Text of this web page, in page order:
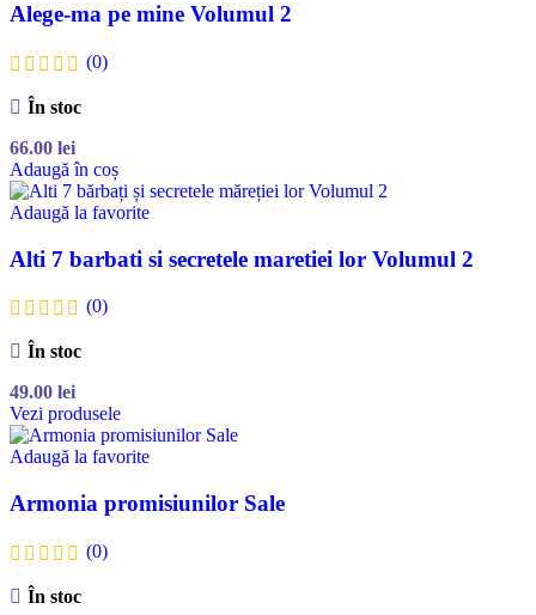
Alege-ma pe mine Volumul 2
(0)
În stoc
66.00 lei
Adaugă în coș
Adaugă la favorite
Alti 7 barbati si secretele maretiei lor Volumul 2
(0)
În stoc
49.00 lei
Vezi produsele
Adaugă la favorite
Armonia promisiunilor Sale
(0)
În stoc